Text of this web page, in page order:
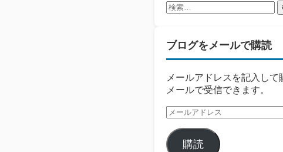
検
ブログをメールで購読
メールアドレスを記入し
メールで受信できます。
メ
ル
ア
購読